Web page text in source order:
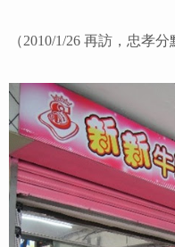
（2010/1/26 再訪，忠孝